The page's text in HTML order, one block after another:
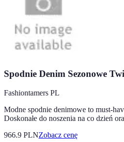
Spodnie Denim Sezonowe
Fashiontamers PL
Modne spodnie denimowe to must-
Doskonałe do noszenia na co dzień
966.9 PLNZobacz cenę